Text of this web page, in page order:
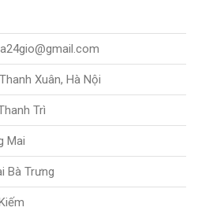
Xuân, Hà Nội
Trì
Mai
Bà Trưng